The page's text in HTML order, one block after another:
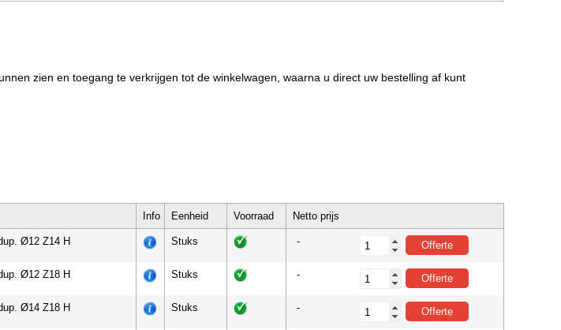
zien en toegang te verkrijgen tot de winkelwagen, waarna u direct uw bestelling af kunt
Info Eenheid Voorraad Netto prijs
Ø12 Z14 H Stuks -
Ø12 Z18 H Stuks -
Ø14 Z18 H Stuks -